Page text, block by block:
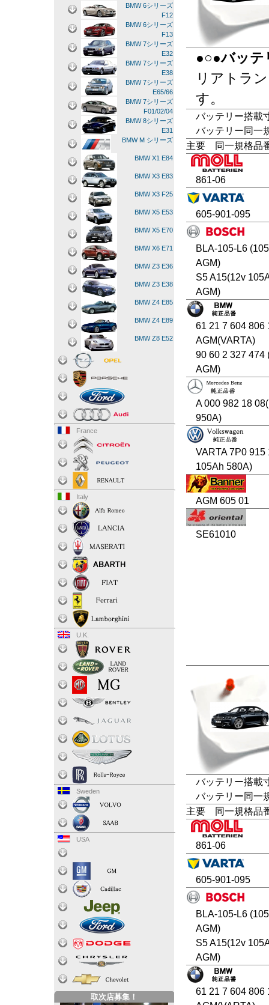
●○●バッテ
リアトラ
す。
バッテリー搭載
バッテリー同一
主要 同一規格品
861-06
605-901-095
BLA-105-L6
AGM)
S5 A15(12v
AGM)
61 21 7 604 806
AGM(VARTA)
90 60 2 327 474
AGM)
A 000 982 18
950A)
VARTA 7P0 915
105Ah 580A)
AGM 605 01
SE61010
バッテリー搭載
バッテリー同一
主要 同一規格品
861-06
605-901-095
BLA-105-L6
AGM)
S5 A15(12v
AGM)
61 21 7 604 806
BMW 6シリーズ
F12
BMW 6シリーズ
F13
BMW 7シリーズ
E32
BMW 7シリーズ
E38
BMW 7シリーズ
E65/66
BMW 7シリーズ
F01/02/04
BMW 8シリーズ
E31
BMW M シリーズ
BMW X1 E84
BMW X3 E83
BMW X3 F25
BMW X5 E53
BMW X5 E70
BMW X6 E71
BMW Z3 E36
BMW Z3 E38
BMW Z4 E85
BMW Z4 E89
BMW Z8 E52
France
Italy
U.K.
Sweden
USA
取次店募集！